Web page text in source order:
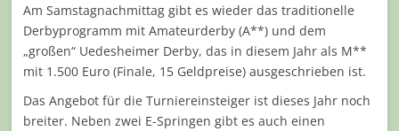
Am Samstagnachmittag gibt es wieder das traditionelle
Derbyprogramm mit Amateurderby (A**) und dem
„großen“ Uedesheimer Derby, das in diesem Jahr als M**
mit 1.500 Euro (Finale, 15 Geldpreise) ausgeschrieben ist.
Das Angebot für die Turniereinsteiger ist dieses Jahr noch
breiter. Neben zwei E-Springen gibt es auch einen